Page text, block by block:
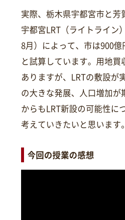
実際、栃木県宇都宮市と芳
宇都宮LRT（ライトライン
8月）によって、市は900
と試算しています。用地買
ありますが、LRTの敷設が
の大きな発展、人口増加が
からもLRT新設の可能性に
考えていきたいと思います。
今回の授業の感想